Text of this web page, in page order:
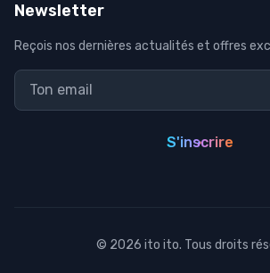
Newsletter
Reçois nos dernières actualités et offres
S'inscrire
© 2026 ito ito. Tous droits